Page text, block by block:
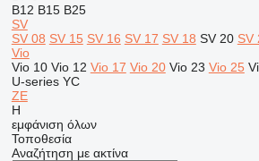
B12 B15 B25
SV
SV 08 SV 15 SV 16 SV 17 SV 18 SV 20 SV
Vio
Vio 10 Vio 12 Vio 17 Vio 20 Vio 23 Vio 25
U-series YC
ZE
H
εμφάνιση όλων
Τοποθεσία
Αναζήτηση με ακτίνα